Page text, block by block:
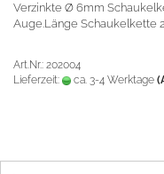
Verzinkte Ø 6mm
Auge.Länge Schaukelkette
Art.Nr.: 202004
Lieferzeit:
ca. 3-4 Werktage